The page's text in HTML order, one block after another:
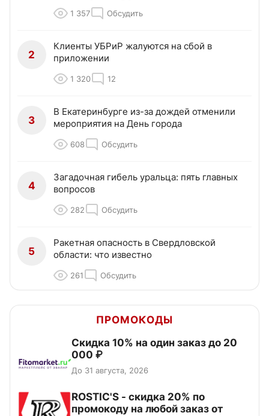
1 357 Обсудить
2
Клиенты УБРиР жалуются на сбой в
приложении
1 320 12
3
В Екатеринбурге из-за дождей отменили
мероприятия на День города
608 Обсудить
4
Загадочная гибель уральца: пять главных
вопросов
282 Обсудить
5
Ракетная опасность в Свердловской
области: что известно
261 Обсудить
ПРОМОКОДЫ
Скидка 10% на один заказ до 20
000 ₽
До 31 августа, 2026
ROSTIC'S - скидка 20% по
промокоду на любой заказ от